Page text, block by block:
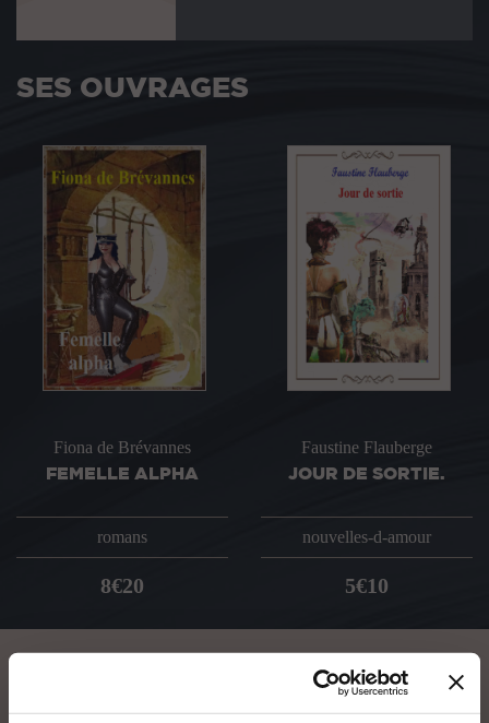
SES OUVRAGES
Fiona de Brévannes
FEMELLE ALPHA
romans
8€20
Faustine Flauberge
JOUR DE SORTIE.
nouvelles-d-amour
5€10
VOUS AIMEREZ AUSSI